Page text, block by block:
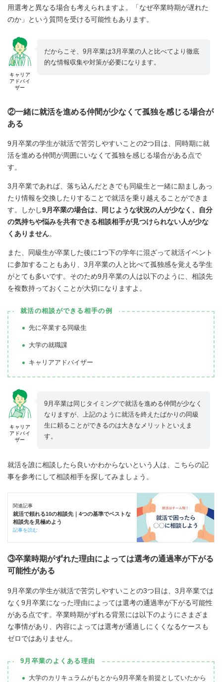
用選考と異なる場合も考えられますよ。「なぜ卒業時期が遅れた
のか」という質問を受ける可能性もあります。
キャリア
アドバイ
ザー
だからこそ、9月卒業は3月卒業の人と比べてより徹底
的な情報収集や対策が必要になります。
②一緒に就活を進める仲間が少なくて孤独を感じる場合が
ある
9月卒業の学生が就活で苦労しやすいことの2つ目は、同時期に就
活を進める仲間が周囲にいなくて孤独を感じる場合がある点で
す。
3月卒業であれば、落ち込んだときでも同級生と一緒に励ましあっ
たり情報を交換したりすることで就活を乗り越えることができま
す。しかし9月卒業の場合は、同じような状況の人が少なく、自分
の気持ちや悩みを共有できる相談相手が見つけられない人が少な
くありません。
また、同級生が卒業した後に1つ下の学年に混ざって就活イベント
に参加することもあり、3月卒業の人と比べて孤独感を覚える学生
がとても多いです。そのため9月卒業の人は以下のように、相談先
を複数持っておくことが大切になりますよ。
就活の相談ができる相手の例
先に卒業する同級生
大学の就職課
キャリアアドバイザー
キャリア
アドバイ
ザー
9月卒業は同じタイミングで就活を進める仲間が少なく
なりますが、上記のように就活を終えたばかりの同級
生に頼ることができるのは大きなメリットといえま
す。
就活を誰に相談したら良いかわからないという人は、こちらの記
事を参考にして相談相手を探してみましょう。
関連記事
就活で頼れる10の相談先｜4つの基準でベストな
相談先を見極めよう
記事を読む
③卒業時期がずれた理由によっては選考の通過率が下がる
可能性がある
9月卒業の学生が就活で苦労しやすいことの3つ目は、3月卒業では
なく9月卒業になった理由によっては選考の通過率が下がる可能性
がある点です。卒業時期がずれる背景には以下のようにさまざま
な事情があり、内容によっては選考が通過しにくくなるケースも
ゼロではありません。
9月卒業のよくある理由
大学のカリキュラムがもとから9月卒業を前提としていたから